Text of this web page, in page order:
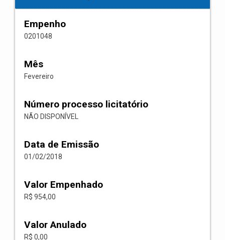
Empenho
0201048
Mês
Fevereiro
Número processo licitatório
NÃO DISPONÍVEL
Data de Emissão
01/02/2018
Valor Empenhado
R$ 954,00
Valor Anulado
R$ 0,00